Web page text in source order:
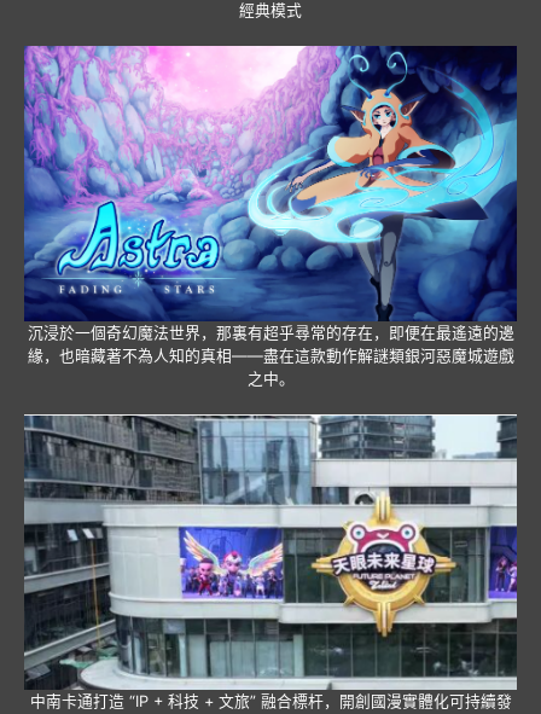
經典模式
沉浸於一個奇幻魔法世界，那裏有超乎尋常的存在，即便在最遙遠的邊
緣，也暗藏著不為人知的真相——盡在這款動作解謎類銀河惡魔城遊戲
之中。
中南卡通打造 “IP + 科技 + 文旅” 融合標杆，開創國漫實體化可持續發